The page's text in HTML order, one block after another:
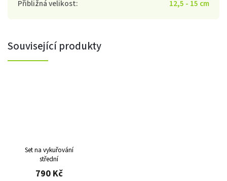
Přibližná velikost: 12,5 - 15 cm
Související produkty
Set na vykuřování
střední
790 Kč